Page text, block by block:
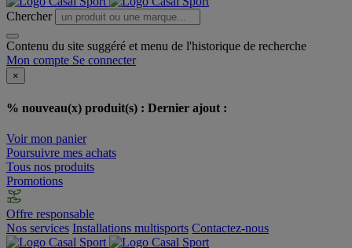
Chercher
Contenu du site suggéré et menu de l'historique de recherche
Mon compte Se connecter
×
% nouveau(x) produit(s) : Dernier ajout :
Voir mon panier
Poursuivre mes achats
Tous nos produits
Promotions
Offre responsable
Nos services Installations multisports Contactez-nous